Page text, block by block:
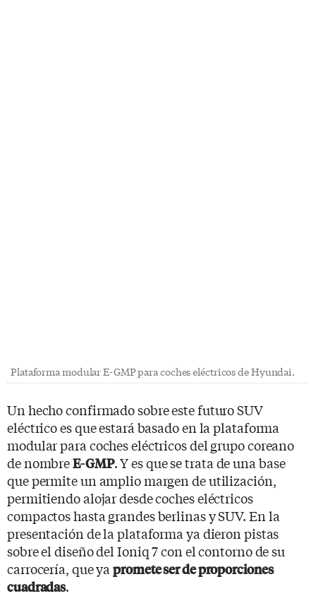
Plataforma modular E-GMP para coches eléctricos de Hyundai.
Un hecho confirmado sobre este futuro SUV
eléctrico es que estará basado en la plataforma
modular para coches eléctricos del grupo coreano
de nombreE-GMP. Y es que se trata de una base
que permite un amplio margen de utilización,
permitiendo alojar desde coches eléctricos
compactos hasta grandes berlinas y SUV. En la
presentación de la plataforma ya dieron pistas
sobre el diseño del Ioniq 7 con el contorno de su
carrocería, que yapromete ser de proporciones
cuadradas.